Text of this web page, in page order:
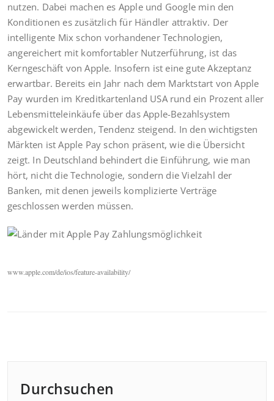
nutzen. Dabei machen es Apple und Google min den
Konditionen es zusätzlich für Händler attraktiv. Der
intelligente Mix schon vorhandener Technologien,
angereichert mit komfortabler Nutzerführung, ist das
Kerngeschäft von Apple. Insofern ist eine gute Akzeptanz
erwartbar. Bereits ein Jahr nach dem Marktstart von Apple
Pay wurden im Kreditkartenland USA rund ein Prozent aller
Lebensmitteleinkäufe über das Apple-Bezahlsystem
abgewickelt werden, Tendenz steigend. In den wichtigsten
Märkten ist Apple Pay schon präsent, wie die Übersicht
zeigt. In Deutschland behindert die Einführung, wie man
hört, nicht die Technologie, sondern die Vielzahl der
Banken, mit denen jeweils komplizierte Verträge
geschlossen werden müssen.
www.apple.com/de/ios/feature-availability/
Durchsuchen